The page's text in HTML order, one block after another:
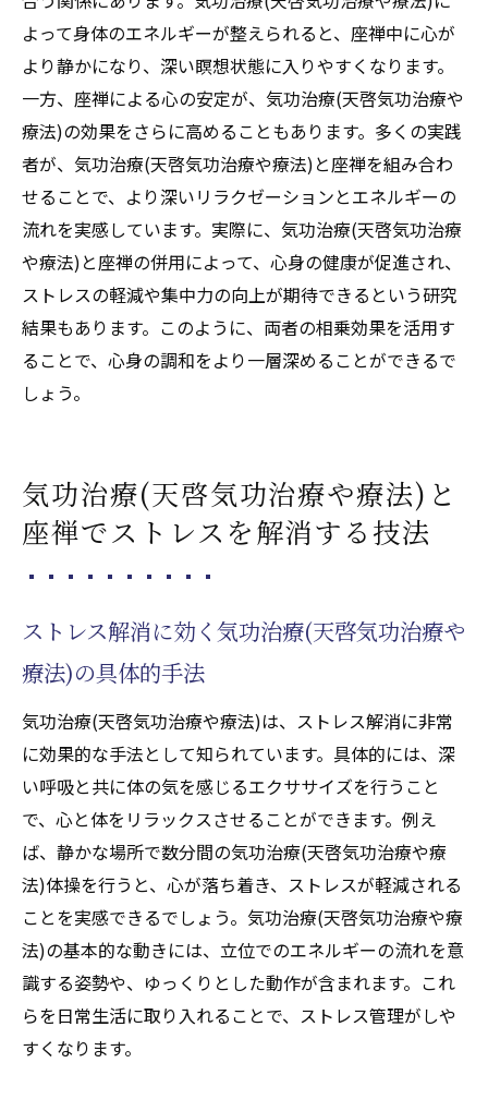
よって身体のエネルギーが整えられると、座禅中に心が
より静かになり、深い瞑想状態に入りやすくなります。
一方、座禅による心の安定が、気功治療(天啓気功治療や
療法)の効果をさらに高めることもあります。多くの実践
者が、気功治療(天啓気功治療や療法)と座禅を組み合わ
せることで、より深いリラクゼーションとエネルギーの
流れを実感しています。実際に、気功治療(天啓気功治療
や療法)と座禅の併用によって、心身の健康が促進され、
ストレスの軽減や集中力の向上が期待できるという研究
結果もあります。このように、両者の相乗効果を活用す
ることで、心身の調和をより一層深めることができるで
しょう。
気功治療(天啓気功治療や療法)と
座禅でストレスを解消する技法
ストレス解消に効く気功治療(天啓気功治療や
療法)の具体的手法
気功治療(天啓気功治療や療法)は、ストレス解消に非常
に効果的な手法として知られています。具体的には、深
い呼吸と共に体の気を感じるエクササイズを行うこと
で、心と体をリラックスさせることができます。例え
ば、静かな場所で数分間の気功治療(天啓気功治療や療
法)体操を行うと、心が落ち着き、ストレスが軽減される
ことを実感できるでしょう。気功治療(天啓気功治療や療
法)の基本的な動きには、立位でのエネルギーの流れを意
識する姿勢や、ゆっくりとした動作が含まれます。これ
らを日常生活に取り入れることで、ストレス管理がしや
すくなります。